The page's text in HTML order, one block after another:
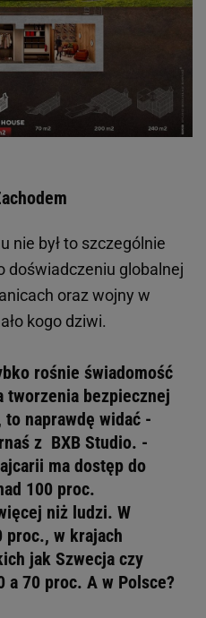
nie był to szczególnie
doświadczeniu globalnej
oraz wojny w
kogo dziwi.
rośnie świadomość
tworzenia bezpiecznej
naprawdę widać -
z BXB Studio. -
ma dostęp do
100 proc.
niż ludzi. W
proc., w krajach
jak Szwecja czy
a 70 proc. A w Polsce?